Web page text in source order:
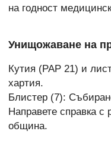
на годност
Унищожаване на
Кутия (PAP 21) и
хартия.
Блистер (7):
Направете справка
община.